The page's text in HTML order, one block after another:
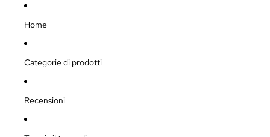
Home
Categorie di prodotti
Recensioni